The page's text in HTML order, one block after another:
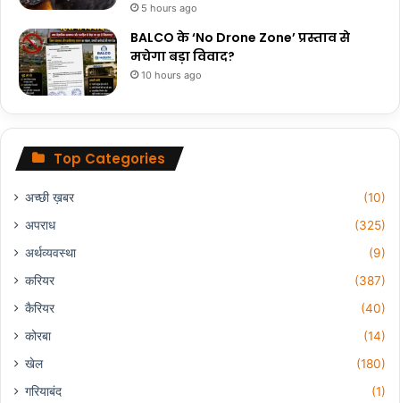
5 hours ago
BALCO के ‘No Drone Zone’ प्रस्ताव से
मचेगा बड़ा विवाद?
10 hours ago
Top Categories
अच्छी ख़बर
(10)
अपराध
(325)
अर्थव्यवस्था
(9)
करियर
(387)
कैरियर
(40)
कोरबा
(14)
खेल
(180)
गरियाबंद
(1)